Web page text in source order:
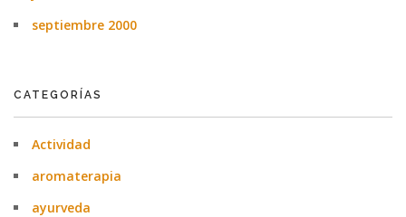
septiembre 2000
CATEGORÍAS
Actividad
aromaterapia
ayurveda